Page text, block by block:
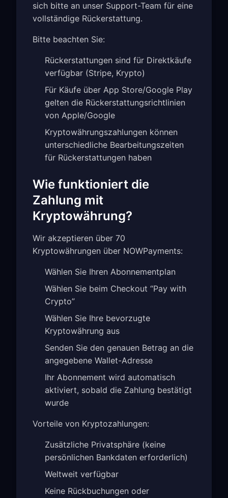
sich bitte an unser Support-Team für eine
vollständige Rückerstattung.
Bitte beachten Sie:
Rückerstattungen sind für Direktkäufe
verfügbar (Stripe, Krypto)
Für Käufe über App Store/Google Play
gelten die Rückerstattungsrichtlinien
von Apple/Google
Kryptowährungszahlungen können
unterschiedliche Bearbeitungszeiten
für Rückerstattungen haben
Wie funktioniert die
Zahlung mit
Kryptowährung?
Wir akzeptieren über 70
Kryptowährungen über NOWPayments:
Wählen Sie Ihren Abonnementplan
Wählen Sie beim Checkout “Pay with
Crypto”
Wählen Sie Ihre bevorzugte
Kryptowährung aus
Senden Sie den genauen Betrag an die
angegebene Wallet-Adresse
Ihr Abonnement wird automatisch
aktiviert, sobald die Zahlung bestätigt
wurde
Vorteile von Kryptozahlungen:
Zusätzliche Privatsphäre (keine
persönlichen Bankdaten erforderlich)
Weltweit verfügbar
Keine Rückbuchungen oder